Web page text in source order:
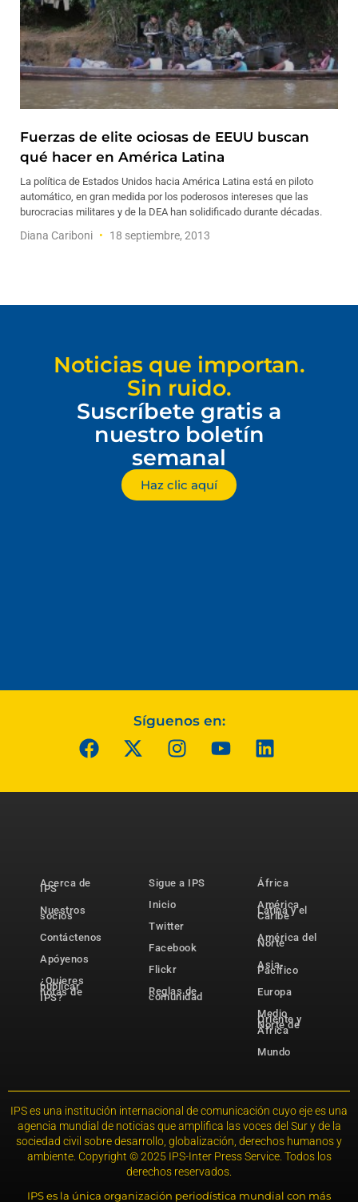
Fuerzas de elite ociosas de EEUU buscan
qué hacer en América Latina
La política de Estados Unidos hacia América Latina está en piloto
automático, en gran medida por los poderosos intereses que las
burocracias militares y de la DEA han solidificado durante décadas.
Diana Cariboni 18 septiembre, 2013
Noticias que importan.
Sin ruido.
Suscríbete gratis a
nuestro boletín
semanal
Haz clic aquí
Síguenos en:
Acerca de
IPS
Nuestros
socios
Contáctenos
Apóyenos
¿Quieres
publicar
notas de
IPS?
Sigue a IPS
Inicio
Twitter
Facebook
Flickr
Reglas de
comunidad
África
América
Latina y el
Caribe
América del
Norte
Asia-
Pacífico
Europa
Medio
Oriente y
Norte de
África
Mundo
IPS es una institución internacional de comunicación cuyo eje es una
agencia mundial de noticias que amplifica las voces del Sur y de la
sociedad civil sobre desarrollo, globalización, derechos humanos y
ambiente. Copyright © 2025 IPS-Inter Press Service. Todos los
derechos reservados.
IPS es la única organización periodística mundial con más